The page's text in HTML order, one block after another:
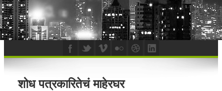
शोध पत्रकारितेचं माहेरघर